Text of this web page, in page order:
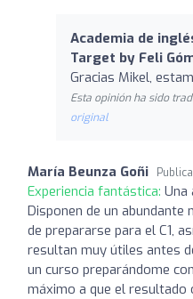
Academia de
Target by Feli
Gracias Mikel,
Esta opinión ha sido
original
María Beunza Goñi
Experiencia fantástica: Una
Disponen de un
de prepararse para el C1,
resultan muy útiles antes
un curso preparándome
máximo a que el resultado